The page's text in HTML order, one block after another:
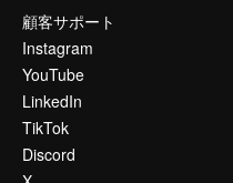
顧客サポート
Instagram
YouTube
LinkedIn
TikTok
Discord